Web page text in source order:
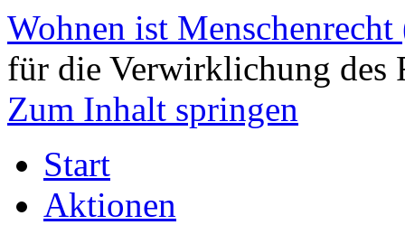
Wohnen ist
für die Verwirklichung des
Zum Inhalt springen
Start
Aktionen